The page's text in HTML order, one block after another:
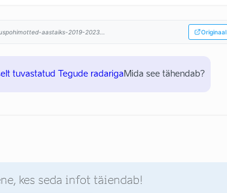
aastaiks-2019-2023... Originaal
tuvastatud Tegude radariga Mida see tähendab?
kes seda infot täiendab!